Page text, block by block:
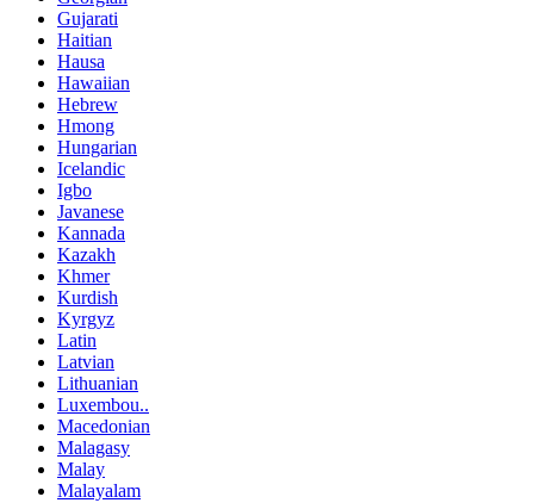
Gujarati
Haitian
Hausa
Hawaiian
Hebrew
Hmong
Hungarian
Icelandic
Igbo
Javanese
Kannada
Kazakh
Khmer
Kurdish
Kyrgyz
Latin
Latvian
Lithuanian
Luxembou..
Macedonian
Malagasy
Malay
Malayalam